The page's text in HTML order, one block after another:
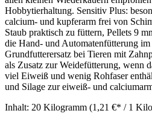
Hobbytierhaltung. Sensitiv Plus:
calcium- und kupferarm frei von
Staub praktisch zu füttern, Pellets 9
die Hand- und Automatenfütterung
Grundfutterersatz bei Tieren mit
als Zusatz zur Weidefütterung, wenn
viel Eiweiß und wenig Rohfaser
und Silage zur eiweiß- und
Inhalt: 20 Kilogramm (1,21 €* / 1